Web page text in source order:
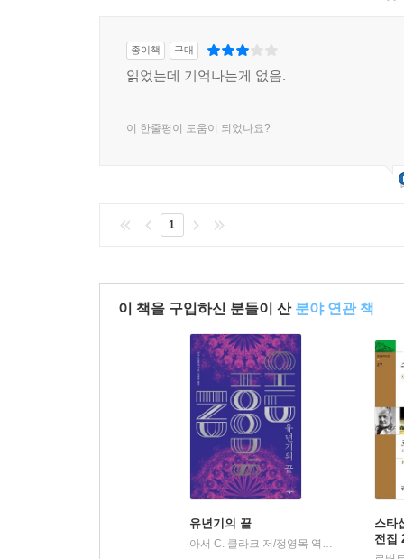
종이책 구매
읽었는데 기억나는게 없음.
이 한줄평이 도움이 되었나요?
1
이 책을 구입하신 분들이 산 분야 연관 책
유년기의 끝
|
스타
전집